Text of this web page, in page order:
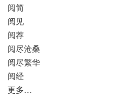
阅简
阅见
阅荐
阅尽沧桑
阅尽繁华
阅经
更多…